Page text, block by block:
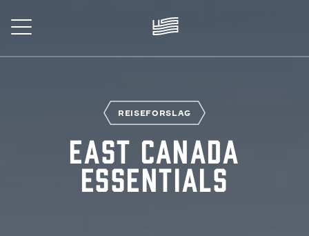
to
main
REISEFORSLAG
East Canada
Essentials